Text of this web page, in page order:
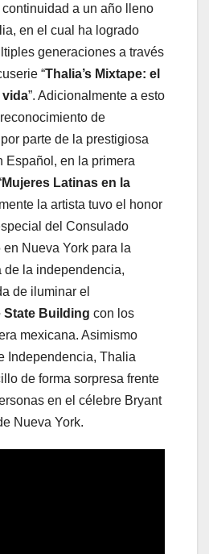
continuidad a un año lleno
en el cual ha logrado
generaciones a través
“Thalia’s Mixtape: el
vida”. Adicionalmente a esto
de
parte de la prestigiosa
Español, en la primera
Mujeres Latinas en la
la artista tuvo el honor
del Consulado
Nueva York para la
la independencia,
de iluminar el
State Building con los
mexicana. Asimismo
Independencia, Thalia
de forma sorpresa frente
en el célebre Bryant
Nueva York.